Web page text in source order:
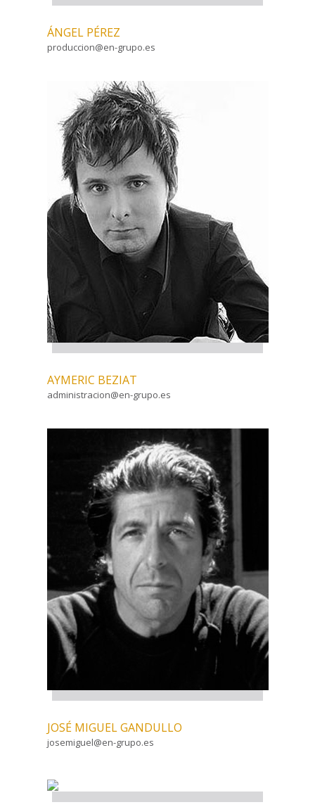
ÁNGEL PÉREZ
produccion@en-grupo.es
AYMERIC BEZIAT
administracion@en-grupo.es
JOSÉ MIGUEL GANDULLO
josemiguel@en-grupo.es